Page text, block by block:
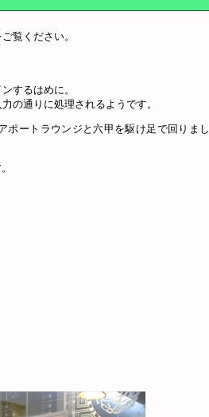
ご覧ください。
するはめに。
の通りに処理されるようです。
ポートラウンジと六甲を駆け足で回りまし